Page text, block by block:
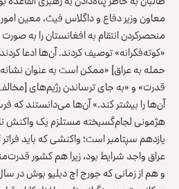
معاون وزیر دفاع و داگلاس فیث، معین
منحصرکردن انتقام به افغانستان را به
«کوته‌فکرانه» توصیف کردند. آن‌ها ادعا
حمله به عراق] «ممکن است به عنوان
قدرت» و «به جای ترساندن رژیم‌های
آن‌ها را بیشتر کند.» آن‌ها می‌دانستند که
هژمونی لجام‌گسیخته مستلزم یک واکنش
یازدهم سپتامبر است؛ واکنشی که باید
عراق واجد شرایط بود، زیرا هم کشور